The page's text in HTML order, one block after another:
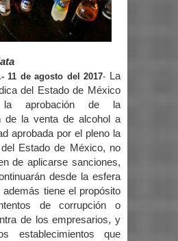
11 de agosto del 2017- La
del Estado de México
aprobación de la
de la venta de alcohol a
aprobada por el pleno la
del Estado de México, no
de aplicarse sanciones,
desde la esfera
tiene el propósito
de corrupción o
de los empresarios, y
establecimientos que